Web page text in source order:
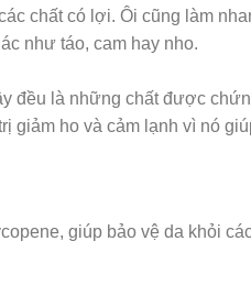
chất có lợi. Ôi cũng làm
như táo, cam hay nho.
đều là những chất được
ho và cảm lạnh vì nó
giúp bảo vệ da khỏi